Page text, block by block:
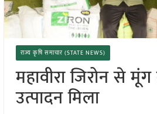
राज्य कृषि समाचार (STATE NEWS)
महावीरा जिरोन से
उत्पादन मिला